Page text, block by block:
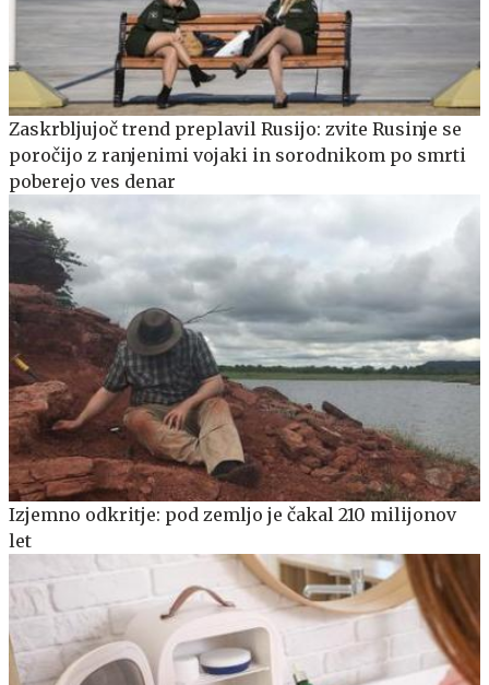
Zaskrbljujoč trend preplavil Rusijo: zvite Rusinje se
poročijo z ranjenimi vojaki in sorodnikom po smrti
poberejo ves denar
Izjemno odkritje: pod zemljo je čakal 210 milijonov
let